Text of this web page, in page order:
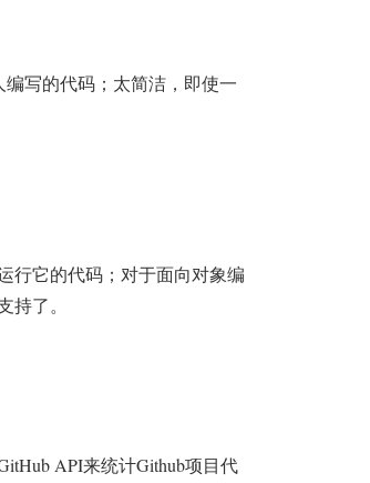
编写的代码；太简洁，即使一
行它的代码；对于面向对象编
了。
API来统计Github项目代